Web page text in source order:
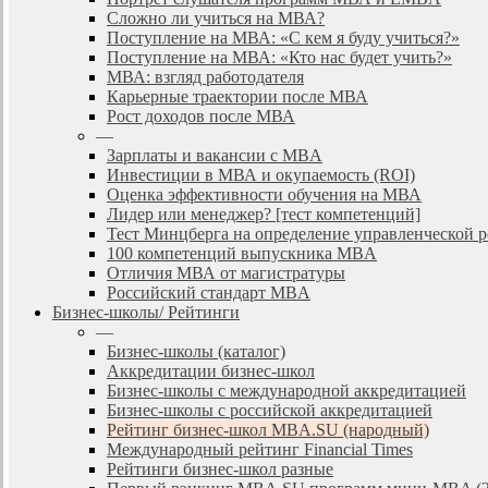
Сложно ли учиться на МВА?
Поступление на МВА: «С кем я буду учиться?»
Поступление на МВА: «Кто нас будет учить?»
МВА: взгляд работодателя
Карьерные траектории после МВА
Рост доходов после МВА
—
Зарплаты и вакансии с MBA
Инвестиции в МВА и окупаемость (ROI)
Оценка эффективности обучения на МВА
Лидер или менеджер? [тест компетенций]
Тест Минцберга на определение управленческой
100 компетенций выпускника MBA
Отличия МВА от магистратуры
Российский стандарт MBA
Бизнес-школы/ Рейтинги
—
Бизнес-школы (каталог)
Аккредитации бизнес-школ
Бизнес-школы с международной аккредитацией
Бизнес-школы с российской аккредитацией
Рейтинг бизнес-школ MBA.SU (народный)
Международный рейтинг Financial Times
Рейтинги бизнес-школ разные